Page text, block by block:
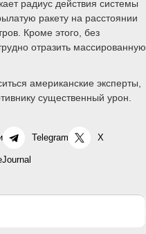
радиус действия системы
ракету на расстоянии
Кроме этого, без
отразить массированную
американские эксперты,
существенный урон.
Telegram X